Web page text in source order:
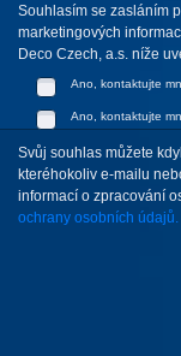
Souhlasím se zasláním
marketingových
Deco Czech, a.s. níže
Ano, kontaktujte
Ano, kontaktujte
Svůj souhlas můžete
kteréhokoliv e-mailu
informací o zpracování
ochrany osobních údajů.